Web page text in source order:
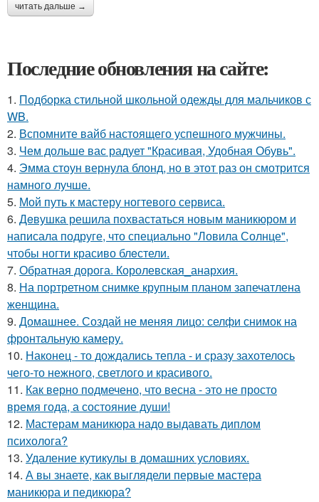
читать дальше →
Последние обновления на сайте:
1. Подборка стильной школьной одежды для мальчиков с
WB.
2. Вспомните вайб настоящего успешного мужчины.
3. Чем дольше вас радует "Красивая, Удобная Обувь".
4. Эмма стоун вернула блонд, но в этот раз он смотрится
намного лучше.
5. Мой путь к мастеру ногтевого сервиса.
6. Дeвушка решила похвастаться новым маникюром и
написала подруге, что специально "Ловила Солнце",
чтобы ногти красиво блeстели.
7. Обратная дорога. Королевская_анархия.
8. На портретном снимке крупным планом запечатлена
женщина.
9. Домашнее. Создай не меняя лицо: селфи снимок на
фронтальную камеру.
10. Наконец - то дождались тепла - и сразу захотелось
чего-то нежного, светлого и красивого.
11. Как верно подмечено, что весна - это не просто
время года, а состояние души!
12. Мастерам маникюра надо выдавать диплом
психолога?
13. Удаление кутикулы в домашних условиях.
14. А вы знаете, как выглядели первые мастера
маникюра и педикюра?